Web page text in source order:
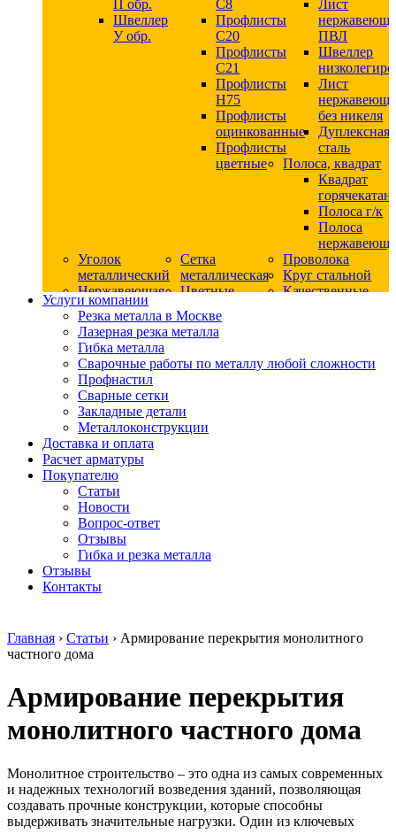
П обр.
Швеллер
У обр.
С8
Профлисты
С20
Профлисты
C21
Профлисты
Н75
Профлисты
оцинкованные
Профлисты
цветные
Лист
ПВЛ
Швеллер
Лист
без никеля
Дуплексная
сталь
Полоса, квадрат
Квадрат
Полоса г/к
Полоса
Уголок
металлический
Сетка
металлическая
Проволока
Круг стальной
Нержавеющая
сталь
Квадрат
нержавеющий
никельсодержащий
Круг
нержавеющий
безникелевый
жаропрочный
Круг
нержавеющий
никельсодержащий
Шестигранник
нержавеющий
никельсодержащий
Шестигранник
нержавеющий
безникелевый
Трубы
прямоугольные
нержавеющие
AISI
квадратные
Трубы
нержавеющие
Цветные
Шестигранник
дюралевый
дюралевый
Общестроительный
алюминиевая
алюминиевый
Тавр
алюминиевый
Труба
алюминиевая
Качественные
стальные
стальные
PP-R
Фланцы
стальные
Услуги компании
Резка металла в Москве
Лазерная резка металла
Гибка металла
Сварочные работы по металлу любой сложности
Профнастил
Сварные сетки
Закладные детали
Металлоконструкции
Доставка и оплата
Расчет арматуры
Покупателю
Статьи
Новости
Вопрос-ответ
Отзывы
Гибка и резка металла
Отзывы
Контакты
Главная › Статьи › Армирование перекрытия монолитного
частного дома
Армирование перекрытия
монолитного частного дома
Монолитное строительство – это одна из самых современных
и надежных технологий возведения зданий, позволяющая
создавать прочные конструкции, которые способны
выдерживать значительные нагрузки. Один из ключевых